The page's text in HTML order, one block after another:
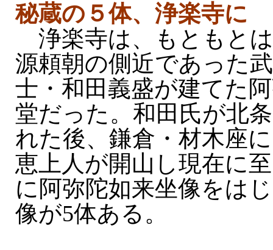
秘蔵の５体、浄楽寺に
浄楽寺は、もともとは
源頼朝の側近であった武
士・和田義盛が建てた
堂だった。和田氏が北
れた後、鎌倉・材木座
恵上人が開山し現在に
に阿弥陀如来坐像をは
像が5体ある。